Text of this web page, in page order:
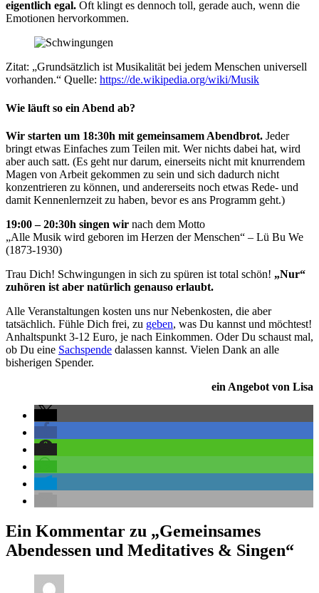
eigentlich egal. Oft klingt es dennoch toll, gerade auch, wenn die
Emotionen hervorkommen.
Zitat: „Grundsätzlich ist Musikalität bei jedem Menschen universell
vorhanden.“ Quelle: https://de.wikipedia.org/wiki/Musik
Wie läuft so ein Abend ab?
Wir starten um 18:30h mit gemeinsamem Abendbrot. Jeder
bringt etwas Einfaches zum Teilen mit. Wer nichts dabei hat, wird
aber auch satt. (Es geht nur darum, einerseits nicht mit knurrendem
Magen von Arbeit gekommen zu sein und sich dadurch nicht
konzentrieren zu können, und andererseits noch etwas Rede- und
damit Kennenlernzeit zu haben, bevor es ans Programm geht.)
19:00 – 20:30h singen wir nach dem Motto
„Alle Musik wird geboren im Herzen der Menschen“ – Lü Bu We
(1873-1930)
Trau Dich! Schwingungen in sich zu spüren ist total schön! „Nur“
zuhören ist aber natürlich genauso erlaubt.
Alle Veranstaltungen kosten uns nur Nebenkosten, die aber
tatsächlich. Fühle Dich frei, zu geben, was Du kannst und möchtest!
Anhaltspunkt 3-12 Euro, je nach Einkommen. Oder Du schaust mal,
ob Du eine Sachspende dalassen kannst. Vielen Dank an alle
bisherigen Spender.
ein Angebot von Lisa
Ein Kommentar zu „Gemeinsames
Abendessen und Meditatives & Singen“